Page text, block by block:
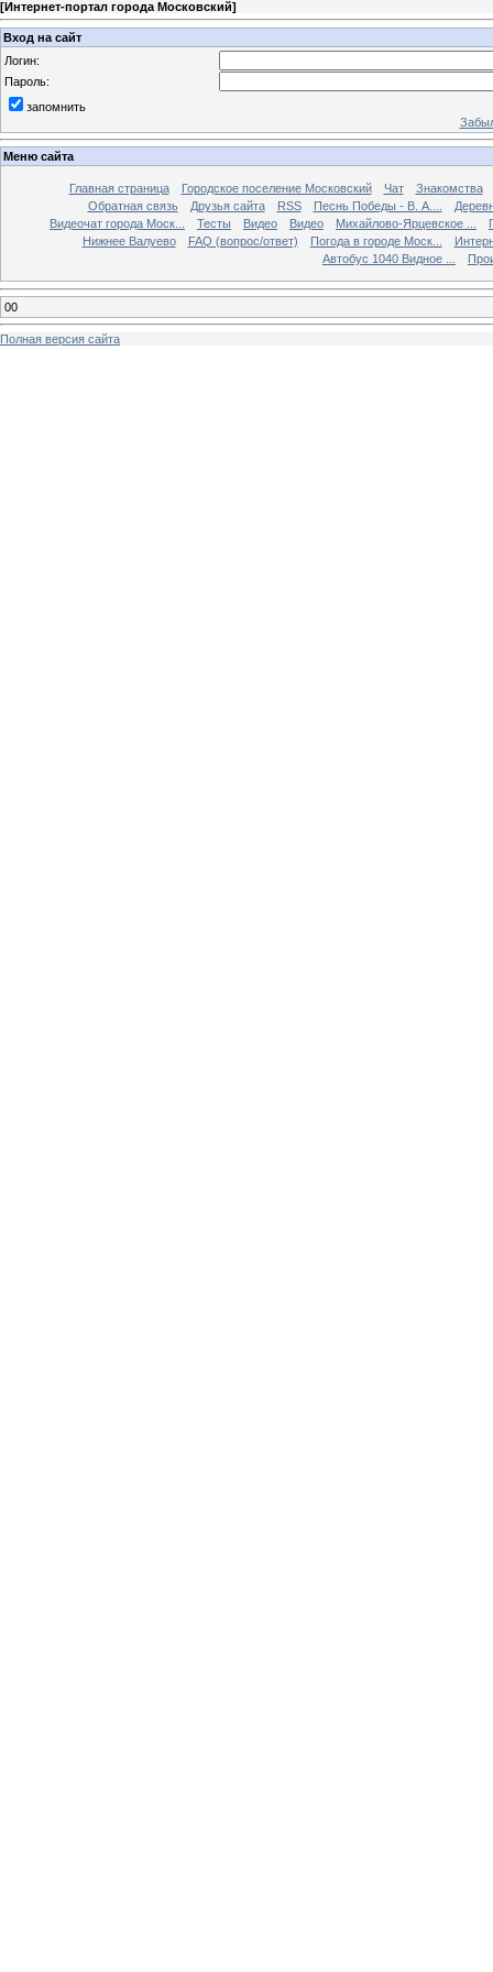
[Интернет-портал города Московский]
Вход на сайт
Логин:
Пароль:
запомнить
Меню сайта
Главная страница Городское поселение Московский Чат
Знакомства
Обратная связь
Друзья сайта RSS Песнь Победы - В. А....
Видеочат города Моск...
Тесты Видео Видео Михайлово-Ярцевское ...
Нижнее Валуево
FAQ (вопрос/ответ) Погода в городе Моск...
Автобус 1040 Видное ...
00
Полная версия сайта